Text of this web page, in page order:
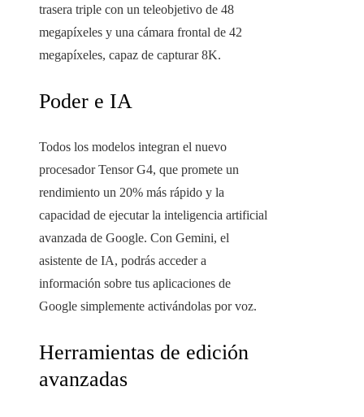
trasera triple con un teleobjetivo de 48
megapíxeles y una cámara frontal de 42
megapíxeles, capaz de capturar 8K.
Poder e IA
Todos los modelos integran el nuevo
procesador Tensor G4, que promete un
rendimiento un 20% más rápido y la
capacidad de ejecutar la inteligencia artificial
avanzada de Google. Con Gemini, el
asistente de IA, podrás acceder a
información sobre tus aplicaciones de
Google simplemente activándolas por voz.
Herramientas de edición
avanzadas